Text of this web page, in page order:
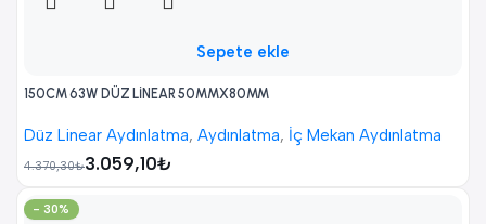
Sepete ekle
150CM 63W DÜZ LİNEAR 50MMX80MM
Düz Linear Aydınlatma, Aydınlatma, İç Mekan Aydınlatma
4.370,30₺3.059,10₺
- 30%